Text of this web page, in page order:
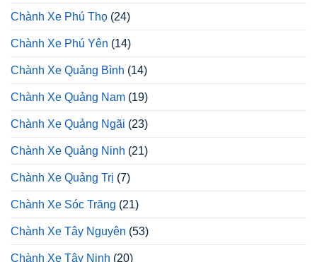
Chành Xe Phú Thọ (24)
Chành Xe Phú Yên (14)
Chành Xe Quảng Bình (14)
Chành Xe Quảng Nam (19)
Chành Xe Quảng Ngãi (23)
Chành Xe Quảng Ninh (21)
Chành Xe Quảng Trị (7)
Chành Xe Sóc Trăng (21)
Chành Xe Tây Nguyên (53)
Chành Xe Tây Ninh (20)